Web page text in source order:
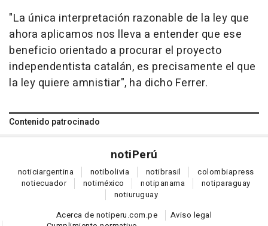
"La única interpretación razonable de la ley que
ahora aplicamos nos lleva a entender que ese
beneficio orientado a procurar el proyecto
independentista catalán, es precisamente el que
la ley quiere amnistiar", ha dicho Ferrer.
Contenido patrocinado
notiPerú
noticiargentina notibolivia notibrasil colombiapress
notiecuador notiméxico notipanama notiparaguay
notiuruguay
Acerca de notiperu.com.pe
Aviso legal